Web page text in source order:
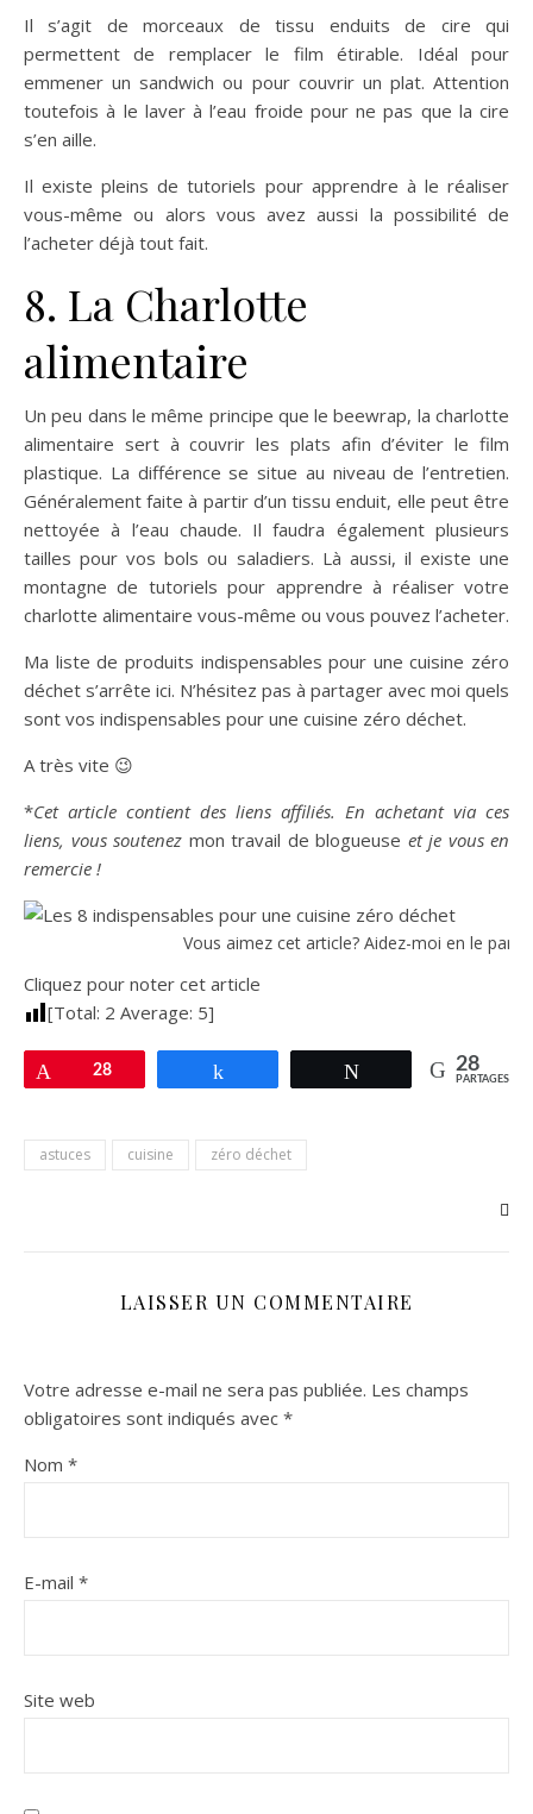
Il s’agit de morceaux de tissu enduits de cire qui
permettent de remplacer le film étirable. Idéal pour
emmener un sandwich ou pour couvrir un plat. Attention
toutefois à le laver à l’eau froide pour ne pas que la cire
s’en aille.
Il existe pleins de tutoriels pour apprendre à le réaliser
vous-même ou alors vous avez aussi la possibilité de
l’acheter déjà tout fait.
8. La Charlotte
alimentaire
Un peu dans le même principe que le beewrap, la charlotte
alimentaire sert à couvrir les plats afin d’éviter le film
plastique. La différence se situe au niveau de l’entretien.
Généralement faite à partir d’un tissu enduit, elle peut être
nettoyée à l’eau chaude. Il faudra également plusieurs
tailles pour vos bols ou saladiers. Là aussi, il existe une
montagne de tutoriels pour apprendre à réaliser votre
charlotte alimentaire vous-même ou vous pouvez l’acheter.
Ma liste de produits indispensables pour une cuisine zéro
déchet s’arrête ici. N’hésitez pas à partager avec moi quels
sont vos indispensables pour une cuisine zéro déchet.
A très vite 😉
*Cet article contient des liens affiliés. En achetant via ces
liens, vous soutenez mon travail de blogueuse et je vous en
remercie !
Vous aimez cet article? Aidez-moi en le
Cliquez pour noter cet article
[Total: 2 Average: 5]
Épingle
28 Tweetez 28
PARTAGES
astuces cuisine zéro déchet
LAISSER UN COMMENTAIRE
Votre adresse e-mail ne sera pas publiée. Les champs
obligatoires sont indiqués avec *
Nom *
E-mail *
Site web